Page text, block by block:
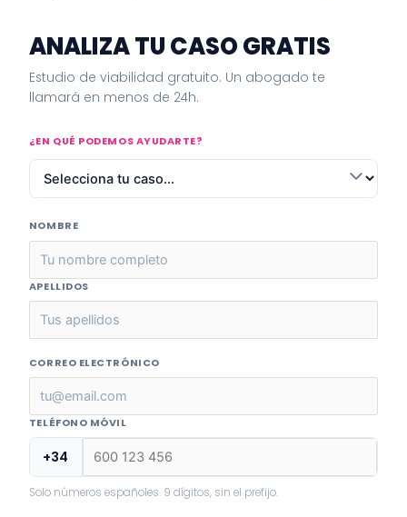
ANALIZA TU CASO GRATIS
Estudio de viabilidad gratuito. Un abogado te
llamará en menos de 24h.
¿EN QUÉ PODEMOS AYUDARTE?
NOMBRE
APELLIDOS
CORREO ELECTRÓNICO
TELÉFONO MÓVIL
+34
Solo números españoles. 9 dígitos, sin el prefijo.